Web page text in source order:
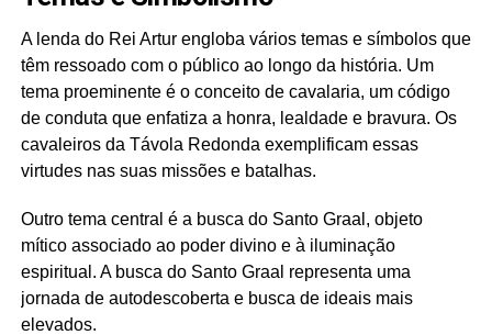
A lenda do Rei Artur engloba vários temas e símbolos que
têm ressoado com o público ao longo da história. Um
tema proeminente é o conceito de cavalaria, um código
de conduta que enfatiza a honra, lealdade e bravura. Os
cavaleiros da Távola Redonda exemplificam essas
virtudes nas suas missões e batalhas.
Outro tema central é a busca do Santo Graal, objeto
mítico associado ao poder divino e à iluminação
espiritual. A busca do Santo Graal representa uma
jornada de autodescoberta e busca de ideais mais
elevados.